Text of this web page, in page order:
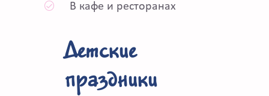
Детские
праздники
В кафе и ресторанах